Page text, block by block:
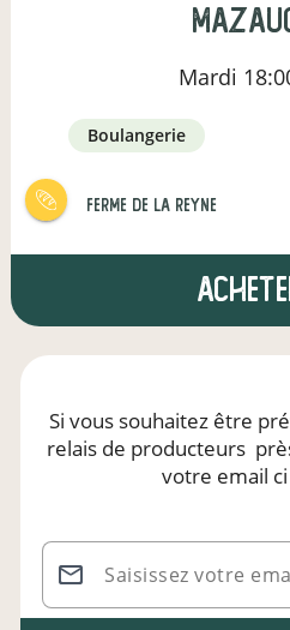
Mardi
boulangerie
Ferme de la Reyne
Si vous souhaitez être
relais de producteurs
votre email
Saisissez votre